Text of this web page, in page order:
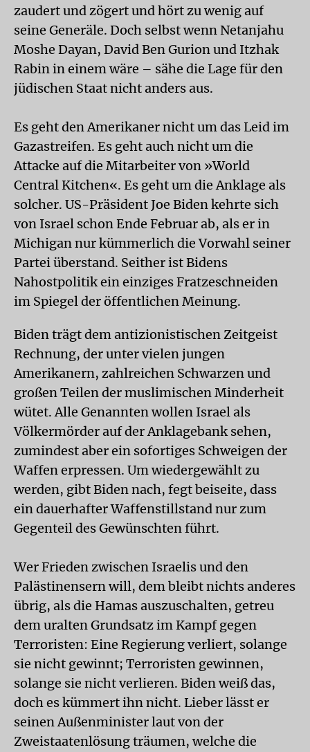
zaudert und zögert und hört zu wenig auf
seine Generäle. Doch selbst wenn Netanjahu
Moshe Dayan, David Ben Gurion und Itzhak
Rabin in einem wäre – sähe die Lage für den
jüdischen Staat nicht anders aus.
Es geht den Amerikaner nicht um das Leid im
Gazastreifen. Es geht auch nicht um die
Attacke auf die Mitarbeiter von »World
Central Kitchen«. Es geht um die Anklage als
solcher. US-Präsident Joe Biden kehrte sich
von Israel schon Ende Februar ab, als er in
Michigan nur kümmerlich die Vorwahl seiner
Partei überstand. Seither ist Bidens
Nahostpolitik ein einziges Fratzeschneiden
im Spiegel der öffentlichen Meinung.
Biden trägt dem antizionistischen Zeitgeist
Rechnung, der unter vielen jungen
Amerikanern, zahlreichen Schwarzen und
großen Teilen der muslimischen Minderheit
wütet. Alle Genannten wollen Israel als
Völkermörder auf der Anklagebank sehen,
zumindest aber ein sofortiges Schweigen der
Waffen erpressen. Um wiedergewählt zu
werden, gibt Biden nach, fegt beiseite, dass
ein dauerhafter Waffenstillstand nur zum
Gegenteil des Gewünschten führt.
Wer Frieden zwischen Israelis und den
Palästinensern will, dem bleibt nichts anderes
übrig, als die Hamas auszuschalten, getreu
dem uralten Grundsatz im Kampf gegen
Terroristen: Eine Regierung verliert, solange
sie nicht gewinnt; Terroristen gewinnen,
solange sie nicht verlieren. Biden weiß das,
doch es kümmert ihn nicht. Lieber lässt er
seinen Außenminister laut von der
Zweistaatenlösung träumen, welche die